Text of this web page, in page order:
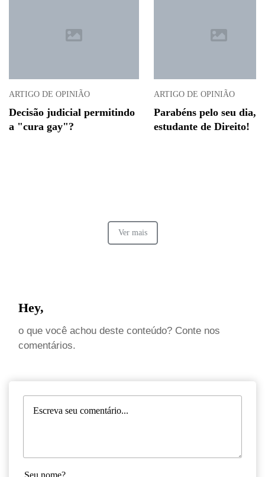
ARTIGO DE OPINIÃO
Decisão judicial permitindo
a "cura gay"?
ARTIGO DE OPINIÃO
Parabéns pelo seu dia,
estudante de Direito!
Ver mais
Hey,
o que você achou deste conteúdo? Conte nos
comentários.